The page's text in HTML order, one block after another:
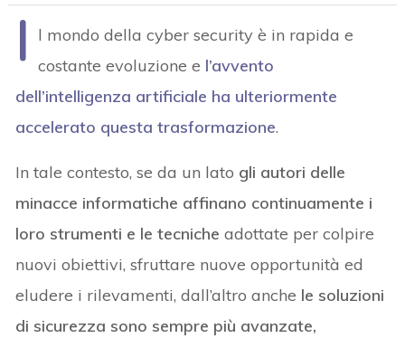
I
l mondo della cyber security è in rapida e
costante evoluzione e l’avvento
dell’intelligenza artificiale ha ulteriormente
accelerato questa trasformazione.
In tale contesto, se da un lato gli autori delle
minacce informatiche affinano continuamente i
loro strumenti e le tecniche adottate per colpire
nuovi obiettivi, sfruttare nuove opportunità ed
eludere i rilevamenti, dall’altro anche le soluzioni
di sicurezza sono sempre più avanzate,